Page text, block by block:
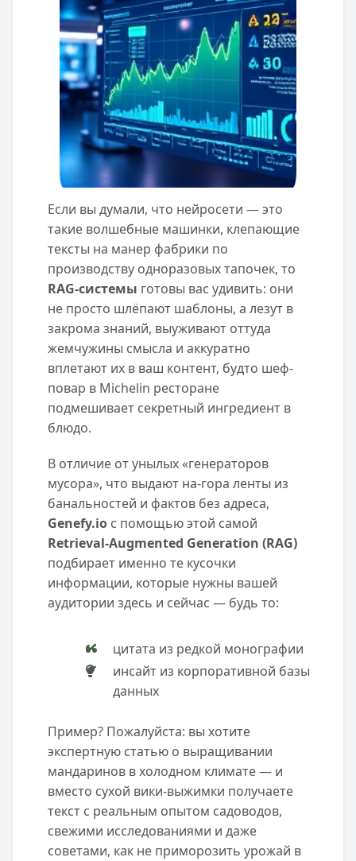
Если вы думали, что нейросети — это
такие волшебные машинки, клепающие
тексты на манер фабрики по
производству одноразовых тапочек, то
RAG-системы готовы вас удивить: они
не просто шлёпают шаблоны, а лезут в
закрома знаний, выуживают оттуда
жемчужины смысла и аккуратно
вплетают их в ваш контент, будто шеф-
повар в Michelin ресторане
подмешивает секретный ингредиент в
блюдо.
В отличие от унылых «генераторов
мусора», что выдают на-гора ленты из
банальностей и фактов без адреса,
Genefy.io с помощью этой самой
Retrieval-Augmented Generation (RAG)
подбирает именно те кусочки
информации, которые нужны вашей
аудитории здесь и сейчас — будь то:
цитата из редкой монографии
инсайт из корпоративной базы
данных
Пример? Пожалуйста: вы хотите
экспертную статью о выращивании
мандаринов в холодном климате — и
вместо сухой вики-выжимки получаете
текст с реальным опытом садоводов,
свежими исследованиями и даже
советами, как не приморозить урожай в